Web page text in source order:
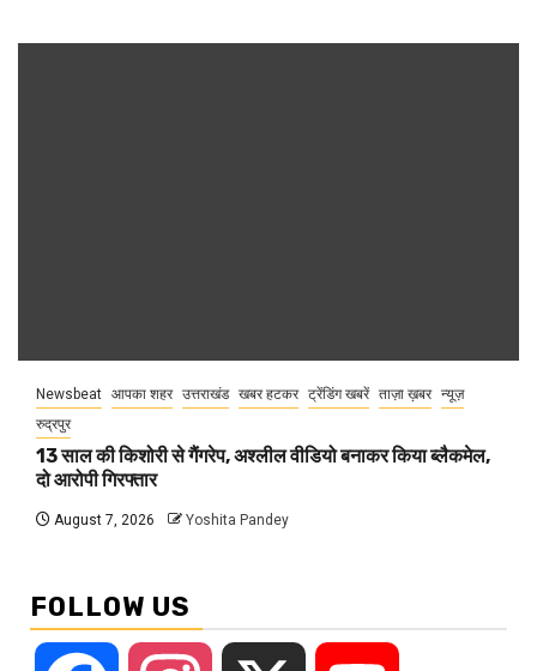
Newsbeat आपका शहर उत्तराखंड खबर हटकर ट्रेंडिंग खबरें ताज़ा ख़बर न्यूज़
रुद्रपुर
13 साल की किशोरी से गैंगरेप, अश्लील वीडियो बनाकर किया ब्लैकमेल,
दो आरोपी गिरफ्तार
August 7, 2026 Yoshita Pandey
FOLLOW US